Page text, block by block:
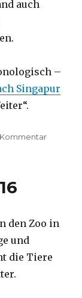
auch
–
Singapur
zu
Perth
den Zoo in
und
die Tiere